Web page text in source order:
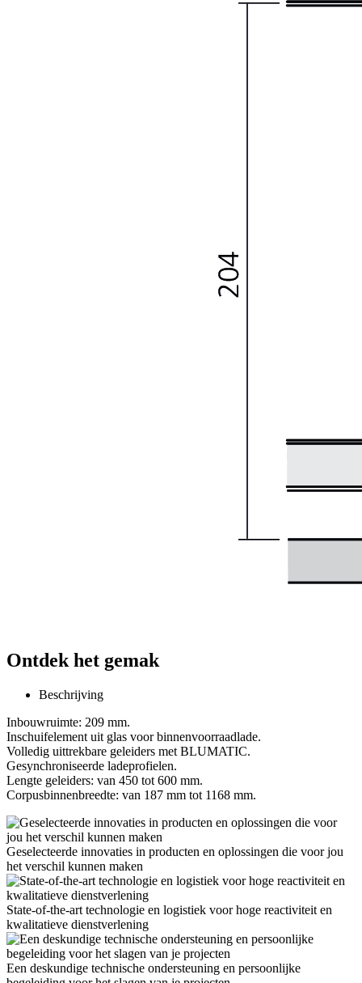
Ontdek het gemak
Beschrijving
Inbouwruimte: 209 mm.
Inschuifelement uit glas voor binnenvoorraadlade.
Volledig uittrekbare geleiders met BLUMATIC.
Gesynchroniseerde ladeprofielen.
Lengte geleiders: van 450 tot 600 mm.
Corpusbinnenbreedte: van 187 mm tot 1168 mm.
Geselecteerde innovaties in producten en oplossingen die voor jou
het verschil kunnen maken
State-of-the-art technologie en logistiek voor hoge reactiviteit en
kwalitatieve dienstverlening
Een deskundige technische ondersteuning en persoonlijke